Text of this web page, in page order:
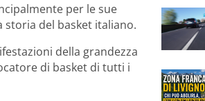
per le sue
storia del basket italiano.
della grandezza
di basket di tutti i